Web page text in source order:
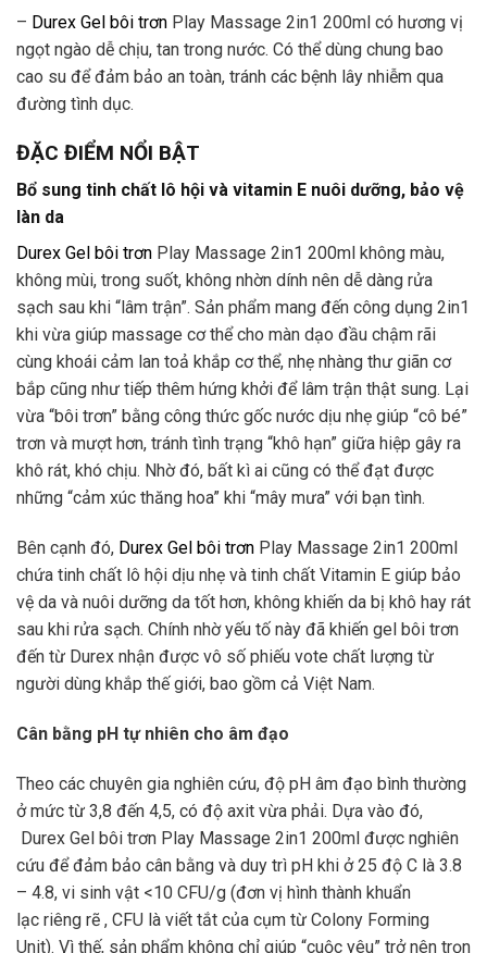
– Durex Gel bôi trơn Play Massage 2in1 200ml có hương vị
ngọt ngào dễ chịu, tan trong nước. Có thể dùng chung bao
cao su để đảm bảo an toàn, tránh các bệnh lây nhiễm qua
đường tình dục.
ĐẶC ĐIỂM NỔI BẬT
Bổ sung tinh chất lô hội và vitamin E nuôi dưỡng, bảo vệ
làn da
Durex Gel bôi trơn Play Massage 2in1 200ml không màu,
không mùi, trong suốt, không nhờn dính nên dễ dàng rửa
sạch sau khi “lâm trận”. Sản phẩm mang đến công dụng 2in1
khi vừa giúp massage cơ thể cho màn dạo đầu chậm rãi
cùng khoái cảm lan toả khắp cơ thể, nhẹ nhàng thư giãn cơ
bắp cũng như tiếp thêm hứng khởi để lâm trận thật sung. Lại
vừa “bôi trơn” bằng công thức gốc nước dịu nhẹ giúp “cô bé”
trơn và mượt hơn, tránh tình trạng “khô hạn” giữa hiệp gây ra
khô rát, khó chịu. Nhờ đó, bất kì ai cũng có thể đạt được
những “cảm xúc thăng hoa” khi “mây mưa” với bạn tình.
Bên cạnh đó, Durex Gel bôi trơn Play Massage 2in1 200ml
chứa tinh chất lô hội dịu nhẹ và tinh chất Vitamin E giúp bảo
vệ da và nuôi dưỡng da tốt hơn, không khiến da bị khô hay rát
sau khi rửa sạch. Chính nhờ yếu tố này đã khiến gel bôi trơn
đến từ Durex nhận được vô số phiếu vote chất lượng từ
người dùng khắp thế giới, bao gồm cả Việt Nam.
Cân bằng pH tự nhiên cho âm đạo
Theo các chuyên gia nghiên cứu, độ pH âm đạo bình thường
ở mức từ 3,8 đến 4,5, có độ axit vừa phải. Dựa vào đó,
Durex Gel bôi trơn Play Massage 2in1 200ml được nghiên
cứu để đảm bảo cân bằng và duy trì pH khi ở 25 độ C là 3.8
– 4.8, vi sinh vật <10 CFU/g (đơn vị hình thành khuẩn
lạc riêng rẽ , CFU là viết tắt của cụm từ Colony Forming
Unit). Vì thế, sản phẩm không chỉ giúp “cuộc yêu” trở nên trọn